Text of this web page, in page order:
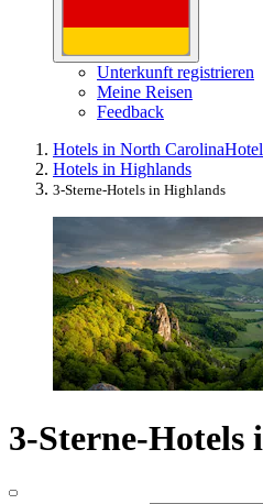
Unterkunft registrieren
Meine Reisen
Feedback
Hotels in North Carolina
Hotels in Highlands
3-Sterne-Hotels in Highlands
3-Sterne-Hotels